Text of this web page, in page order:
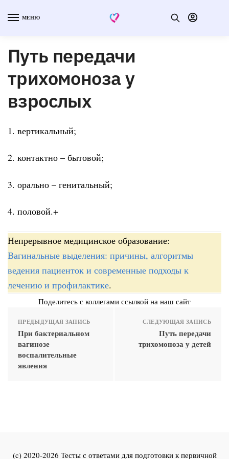
МЕНЮ
Путь передачи
трихомоноза у
взрослых
1. вертикальный;
2. контактно – бытовой;
3. орально – генитальный;
4. половой.+
Непрерывное медицинское образование:
Вагинальные выделения: причины, алгоритмы
ведения пациенток и современные подходы к
лечению и профилактике.
Поделитесь с коллегами ссылкой на наш сайт
ПРЕДЫДУЩАЯ ЗАПИСЬ
При бактериальном
вагинозе
воспалительные
явления
СЛЕДУЮЩАЯ ЗАПИСЬ
Путь передачи
трихомоноза у детей
(c) 2020-2026 Тесты с ответами для подготовки к первичной